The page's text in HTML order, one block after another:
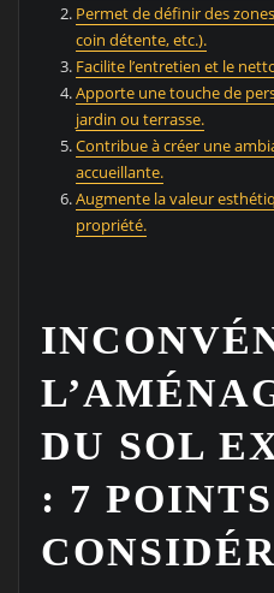
Permet de définir des
coin détente, etc.).
Facilite l’entretien et le
Apporte une touche de
jardin ou terrasse.
Contribue à créer une
accueillante.
Augmente la valeur
propriété.
DU SOL
: 7